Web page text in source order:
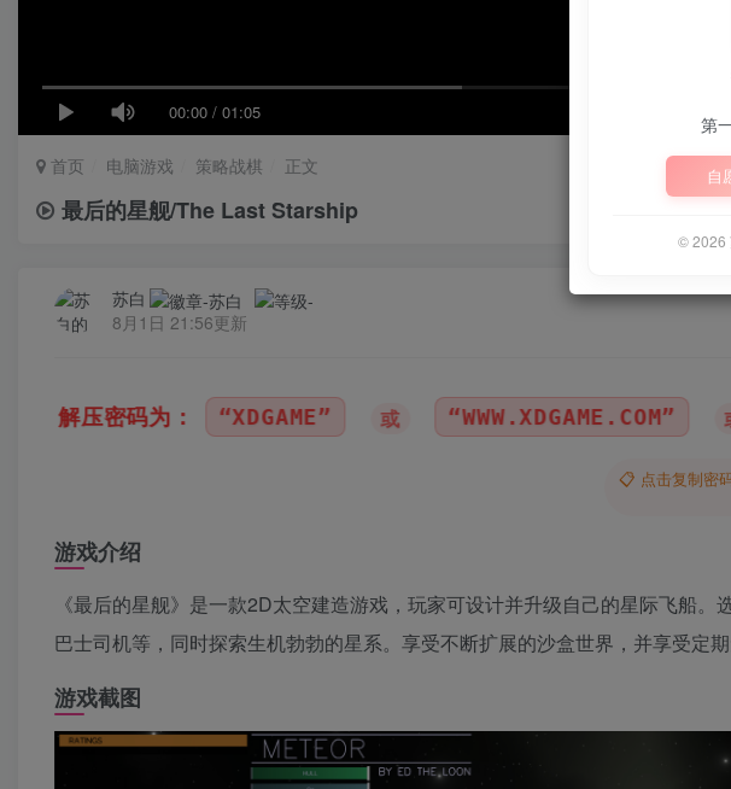
00:00 / 01:05
首页 电脑游戏 策略战棋 正文
最后的星舰/The Last Starship
苏白
8月1日 21:56更新
或 “WWW.XDGAME.COM” 或 “SBZY” （
📋 点击复制密
游戏介绍
《最后的星舰》是一款2D太空建造游戏，玩家可设计并升级自己的星际飞船
巴士司机等，同时探索生机勃勃的星系。享受不断扩展的沙盒世界，并享受定
游戏截图
第
自
© 2026